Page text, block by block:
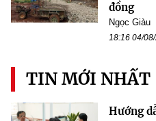
đồng
Ngọc Giàu
18:16 04/
TIN MỚI NHẤT
Hướng